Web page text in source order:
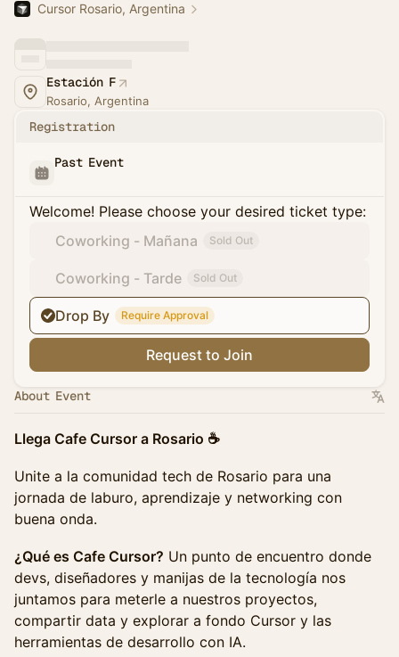
Cursor Rosario, Argentina
Estación F
Rosario, Argentina
Registration
Past Event
Welcome! Please choose your desired ticket type:
Coworking - Mañana
Sold Out
Coworking - Tarde Sold Out
Drop By Require Approval
Request to Join
About Event
Llega Cafe Cursor a Rosario ☕
Unite a la comunidad tech de Rosario para una
jornada de laburo, aprendizaje y networking con
buena onda.
¿Qué es Cafe Cursor? Un punto de encuentro donde
devs, diseñadores y manijas de la tecnología nos
juntamos para meterle a nuestros proyectos,
compartir data y explorar a fondo Cursor y las
herramientas de desarrollo con IA.